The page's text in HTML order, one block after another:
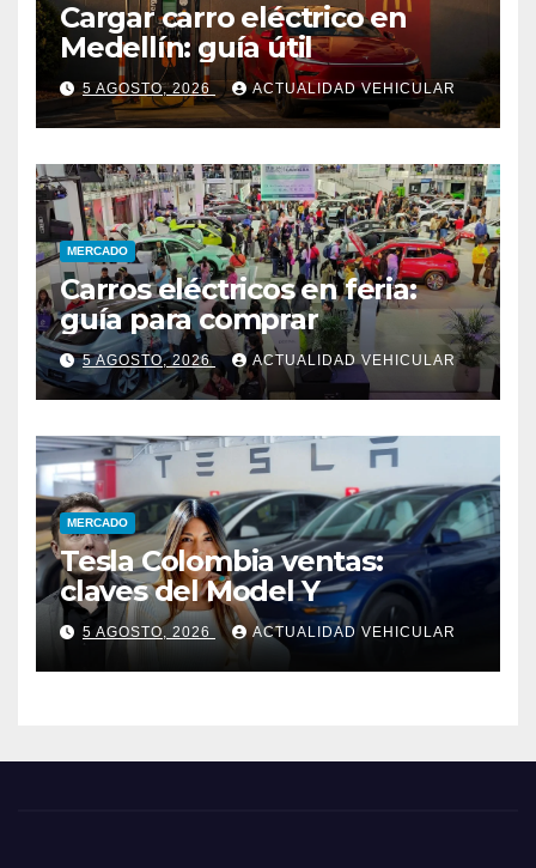
Cargar carro eléctrico en
Medellín: guía útil
5 AGOSTO, 2026 ACTUALIDAD VEHICULAR
MERCADO
Carros eléctricos en feria:
guía para comprar
5 AGOSTO, 2026 ACTUALIDAD VEHICULAR
MERCADO
Tesla Colombia ventas:
claves del Model Y
5 AGOSTO, 2026 ACTUALIDAD VEHICULAR